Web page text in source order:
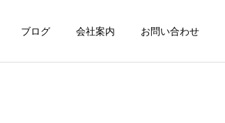
ブログ 会社案内 お問い合わせ